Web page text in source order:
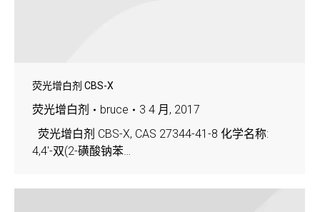
荧光增白剂 CBS-X
荧光增白剂 bruce
3 4 月, 2017
荧光增白剂 CBS-X, CAS 27344-41-8 化学名称:
4,4′-双(2-磺酸钠苯…